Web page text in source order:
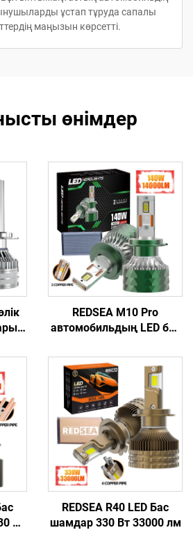
ұстап тұруда сапалы
маңызын көрсетті.
өнімдер
REDSEA M10 Pro
автомобильдың LED бас
Вт, 14000 лм
Вт
REDSEA R40 LED Бас
шамдар 330 Вт 33000 лм